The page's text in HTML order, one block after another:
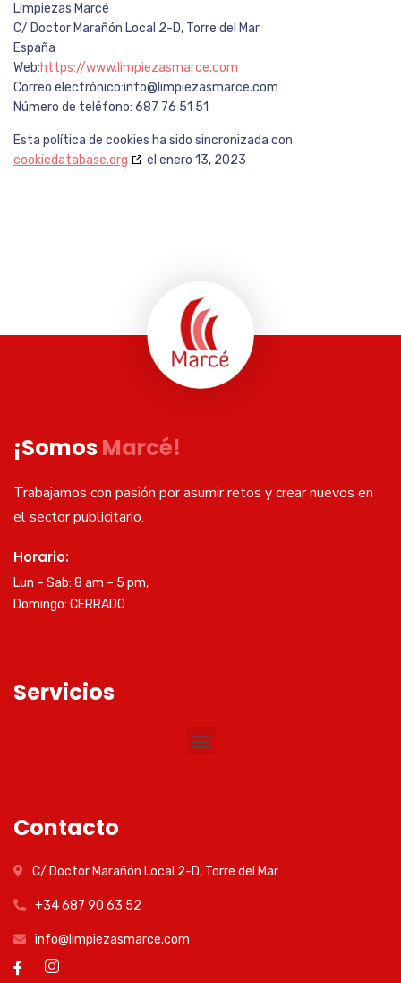
Limpiezas Marcé
C/ Doctor Marañón Local 2-D, Torre del Mar
España
Web:https://www.limpiezasmarce.com
Correo electrónico:moc.ecramsazeipmil@ofni
Número de teléfono: 687 76 51 51
Esta política de cookies ha sido sincronizada con
cookiedatabase.org
el enero 13, 2023
¡SomosMarcé!
Trabajamos con pasión por asumir retos y crear nuevos en
el sector publicitario.
Horario:
Lun – Sab: 8 am – 5 pm,
Domingo: CERRADO
Servicios
Contacto
C/ Doctor Marañón Local 2-D, Torre del Mar
+34 687 90 63 52
info@limpiezasmarce.com